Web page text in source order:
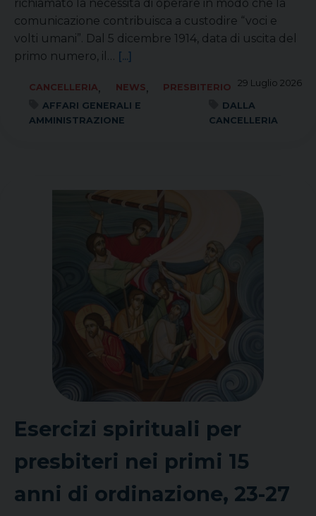
richiamato la necessità di operare in modo che la
comunicazione contribuisca a custodire “voci e
volti umani”. Dal 5 dicembre 1914, data di uscita del
primo numero, il… [...]
29 Luglio 2026
CANCELLERIA, NEWS,
PRESBITERIO
AFFARI GENERALI E
AMMINISTRAZIONE
DALLA
CANCELLERIA
Esercizi spirituali per
presbiteri nei primi 15
anni di ordinazione, 23-27